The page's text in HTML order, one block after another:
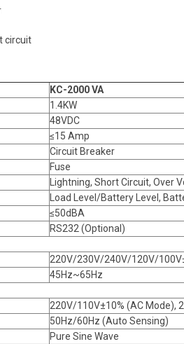
circuit
KC-2000 VA
1.4KW
48VDC
≤15 Amp
Circuit Breaker
Fuse
Lightning, Short Circuit, Over
Load Level/Battery Level,
≤50dBA
RS232 (Optional)
220V/230V/240V/120V/
45Hz~65Hz
220V/110V±10% (AC Mode),
50Hz/60Hz (Auto Sensing)
Pure Sine Wave